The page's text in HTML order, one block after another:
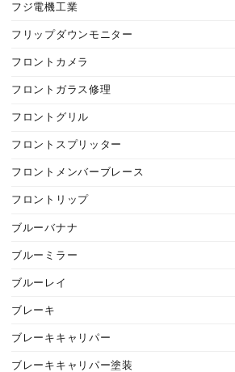
フジ電機工業
フリップダウンモニター
フロントカメラ
フロントガラス修理
フロントグリル
フロントスプリッター
フロントメンバーブレース
フロントリップ
ブルーバナナ
ブルーミラー
ブルーレイ
ブレーキ
ブレーキキャリパー
ブレーキキャリパー塗装